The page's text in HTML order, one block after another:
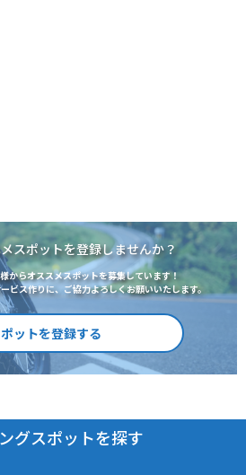
スポットを登録しませんか？
からオススメスポットを募集しています！
ビス作りに、ご協力よろしくお願いいたします。
ットを登録する
グスポットを探す